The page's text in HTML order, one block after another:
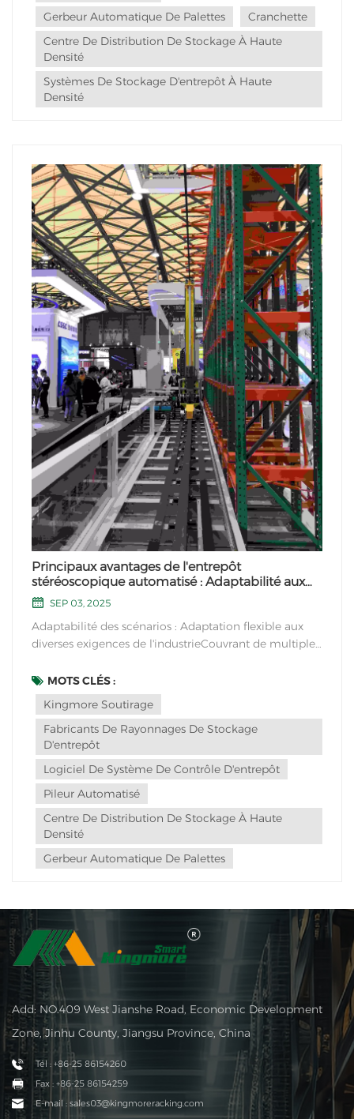
Gerbeur Automatique De Palettes
Cranchette
Centre De Distribution De Stockage À Haute
Densité
Systèmes De Stockage D'entrepôt À Haute
Densité
Principaux avantages de l'entrepôt
stéréoscopique automatisé : Adaptabilité aux
scénarios
SEP 03, 2025
Adaptabilité des scénarios : Adaptation flexible aux
diverses exigences de l'industrieCouvrant de multiples
: Convient aux palettes lourdes (1 à 3 tonnes), prenant
en charge le stockage par lots et la récupération
rapide des matières premières...
MOTS CLÉS :
Kingmore Soutirage
Fabricants De Rayonnages De Stockage
D'entrepôt
Logiciel De Système De Contrôle D'entrepôt
Pileur Automatisé
Centre De Distribution De Stockage À Haute
Densité
Gerbeur Automatique De Palettes
Add: NO.409 West Jianshe Road, Economic Development
Zone, Jinhu County, Jiangsu Province, China
Tél : +86-25 86154260
Fax : +86-25 86154259
E-mail : sales03@kingmoreracking.com